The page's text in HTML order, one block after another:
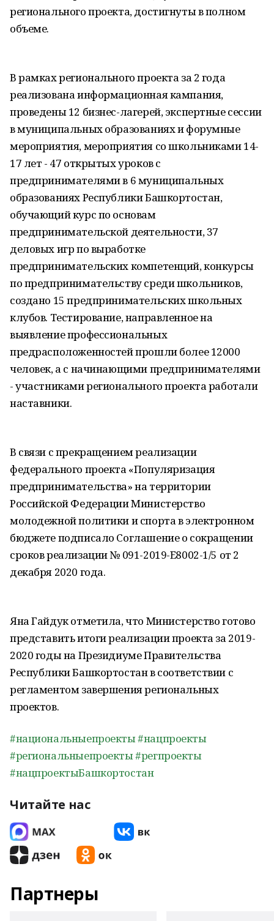
регионального проекта, достигнуты в полном
объеме.
В рамках регионального проекта за 2 года
реализована информационная кампания,
проведены 12 бизнес-лагерей, экспертные сессии
в муниципальных образованиях и форумные
мероприятия, мероприятия со школьниками 14-
17 лет - 47 открытых уроков с
предпринимателями в 6 муниципальных
образованиях Республики Башкортостан,
обучающий курс по основам
предпринимательской деятельности, 37
деловых игр по выработке
предпринимательских компетенций, конкурсы
по предпринимательству среди школьников,
создано 15 предпринимательских школьных
клубов. Тестирование, направленное на
выявление профессиональных
предрасположенностей прошли более 12000
человек, а с начинающими предпринимателями
- участниками регионального проекта работали
наставники.
В связи с прекращением реализации
федерального проекта «Популяризация
предпринимательства» на территории
Российской Федерации Министерство
молодежной политики и спорта в электронном
бюджете подписало Соглашение о сокращении
сроков реализации № 091-2019-E8002-1/5 от 2
декабря 2020 года.
Яна Гайдук отметила, что Министерство готово
представить итоги реализации проекта за 2019-
2020 годы на Президиуме Правительства
Республики Башкортостан в соответствии с
регламентом завершения региональных
проектов.
#национальныепроекты#нацпроекты
#региональныепроекты#регпроекты
#нацпроектыБашкортостан
Читайте нас
Партнеры